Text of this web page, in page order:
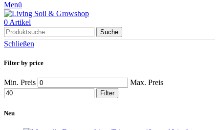
Menü
0 Artikel
Suche
Schließen
Filter by price
Min. Preis Max. Preis
Filter
Neu